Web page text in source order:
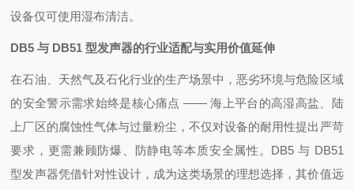
设备仅可使用湿布清洁。
DB5 与 DB51 型发声器的行业适配与实用价值延伸
在石油、天然气及石化行业的生产场景中，恶劣环境与危险区域
的安全警示需求始终是核心痛点 —— 海上平台的高湿高盐、陆
上厂区的腐蚀性气体与过量粉尘，不仅对设备的耐用性提出严苛
要求，更需兼顾防爆、防静电等本质安全属性。DB5 与 DB51
型发声器凭借针对性设计，成为这类场景的理想选择，其价值远